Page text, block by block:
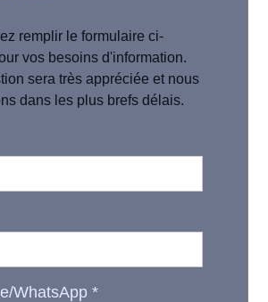
remplir le formulaire ci-
vos besoins d'information.
sera très appréciée et nous
dans les plus brefs délais.
WhatsApp*